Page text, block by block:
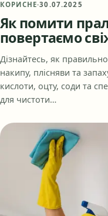
КОРИСНЕ·30.07.2025
Як помити
повертаємо
Дізнайтесь, як
накипу, плісняви та
кислоти, оцту, соди та
для чистоти…